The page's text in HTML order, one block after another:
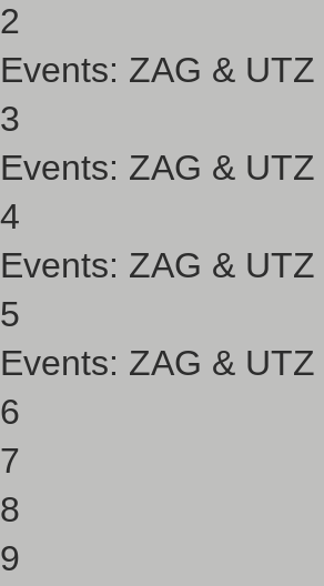
2
Events: ZAG &
3
Events: ZAG &
4
Events: ZAG &
5
Events: ZAG &
6
7
8
9